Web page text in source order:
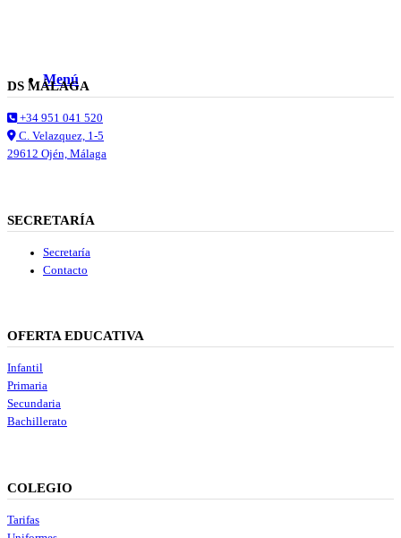
Menú Menú
DS MÁLAGA
+34 951 041 520
C. Velazquez, 1-5
29612 Ojén, Málaga
SECRETARÍA
Secretaría
Contacto
OFERTA EDUCATIVA
Infantil
Primaria
Secundaria
Bachillerato
COLEGIO
Tarifas